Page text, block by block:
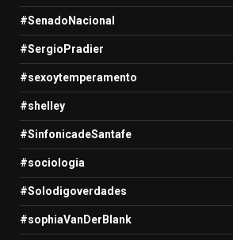
#SenadoNacional
#SergioPradier
#sexoytemperamento
#shelley
#SinfonicadeSantafe
#sociologia
#Solodigoverdades
#sophiaVanDerBlank